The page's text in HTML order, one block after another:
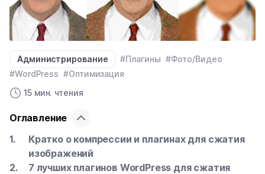
Администрирование #Плагины #Фото/Видео
#WordPress #Оптимизация
15 мин. чтения
Оглавление
Кратко о компрессии и плагинах для сжатия
изображений
7 лучших плагинов WordPress для сжатия